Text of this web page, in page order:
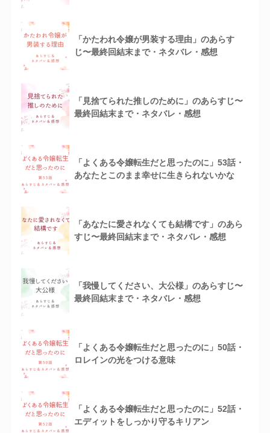
「かたわれ令嬢が男装する理由」のあらす
じ〜最終回結末まで・ネタバレ・感想
「見捨てられた推しのために」のあらすじ〜
最終回結末まで・ネタバレ・感想
「よくある令嬢転生だと思ったのに」53話・
あなたとこのまま幸せに生きられないかな
「あなたに愛されなくても結構です」のあら
すじ〜最終回結末まで・ネタバレ・感想
「我慢してください、大公様」のあらすじ〜
最終回結末まで・ネタバレ・感想
「よくある令嬢転生だと思ったのに」50話・
ロレインの光をつける意味
「よくある令嬢転生だと思ったのに」52話・
エディットをしっかり守るキリアン